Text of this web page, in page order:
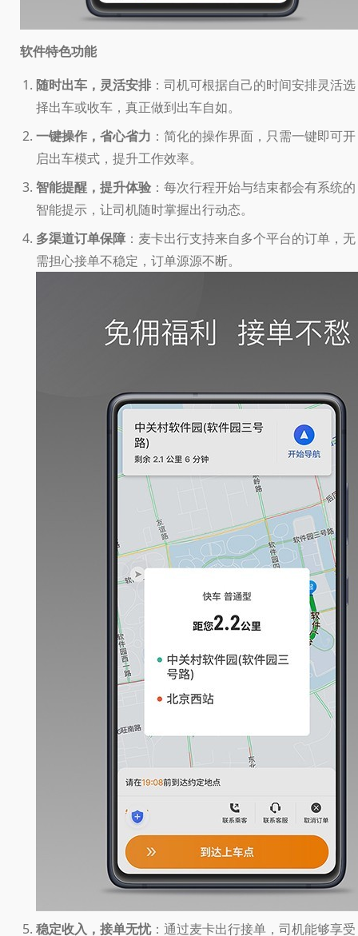
软件特色功能
随时出车，灵活安排 ：司机可根据自己的时间安排灵活选
择出车或收车，真正做到出车自如。
一键操作，省心省力 ：简化的操作界面，只需一键即可开
启出车模式，提升工作效率。
智能提醒，提升体验 ：每次行程开始与结束都会有系统的
智能提示，让司机随时掌握出行动态。
多渠道订单保障 ：麦卡出行支持来自多个平台的订单，无
需担心接单不稳定，订单源源不断。
稳定收入，接单无忧：通过麦卡出行接单，司机能够享受